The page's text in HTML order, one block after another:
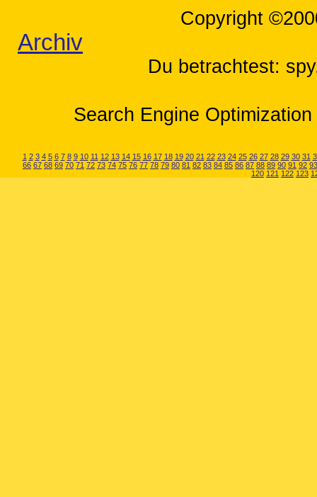
Copyright
Archiv
Du betrachtest:
Search Engine
1 2 3 4 5 6 7 8 9 10 11 12 13 14 15 16 17 18 19 20 21 22 23 24 25 26 27 28 29 30 31
66 67 68 69 70 71 72 73 74 75 76 77 78 79 80 81 82 83 84 85 86 87 88 89 90 91 92 93
120 121 122 123